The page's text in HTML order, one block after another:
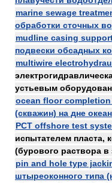
marine sewage
обработки сточных
mudline casing
подвески обсадных
multiwire
устьевым
ocean floor
(скважин) на дне
PCT offshore test
испытателем пласта,
(бурового раствора в
pin and hole type
штыреоконного типа